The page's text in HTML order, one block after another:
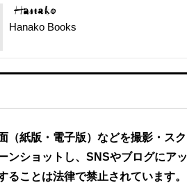
Hanako Books
（紙版・電子版）などを撮影・スク
ンショットし、SNSやブログにアッ
ることは法律で禁止されています。